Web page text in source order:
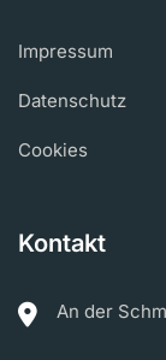
Impressum
Datenschutz
Cookies
Kontakt
An der